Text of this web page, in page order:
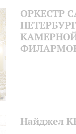
ОРКЕСТР
Найджел